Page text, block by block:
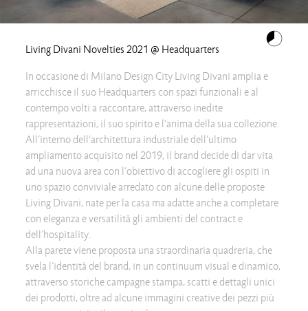
Living Divani Novelties 2021 @ Headquarters
In occasione di Milano Design City Living Divani amplia e
arricchisce il suo Headquarters con spazi funzionali e al
contempo volti a raccontare, attraverso inedite
rappresentazioni, il suo spirito e l’anima della sua collezione.
All’interno dell’architettura industriale dell’ultimo
ampliamento acquisito nel 2019, il brand decide di dar vita
ad una nuova area con l’obiettivo di accogliere gli ospiti in
uno spazio conviviale arredato con alcune delle proposte
Living Divani, nate per la casa ma adatte anche a completare
con eleganza e versatilità gli ambienti del contract e
dell’hospitality.
Alla parete viene proposta una straordinaria quadreria, che
svela l’identità del brand, in un continuum visual e dinamico,
attraverso storiche campagne stampa, scatti e dettagli unici
dei prodotti, oltre ad alcune immagini creative dei pezzi più